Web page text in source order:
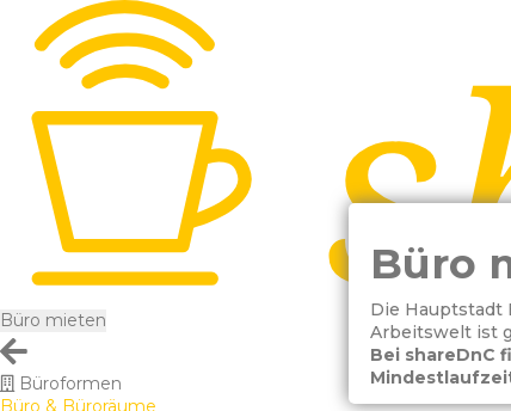
Büro mieten
Büroformen
Büro & Büroräume
Büro
Die Hauptstadt
Arbeitswelt ist
Bei shareDnC